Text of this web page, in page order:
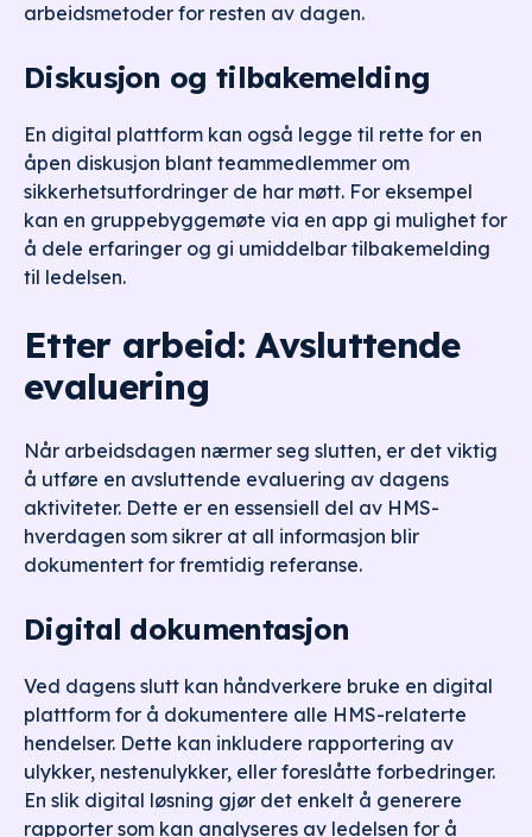
arbeidsmetoder for resten av dagen.
Diskusjon og tilbakemelding
En digital plattform kan også legge til rette for en
åpen diskusjon blant teammedlemmer om
sikkerhetsutfordringer de har møtt. For eksempel
kan en gruppebyggemøte via en app gi mulighet for
å dele erfaringer og gi umiddelbar tilbakemelding
til ledelsen.
Etter arbeid: Avsluttende
evaluering
Når arbeidsdagen nærmer seg slutten, er det viktig
å utføre en avsluttende evaluering av dagens
aktiviteter. Dette er en essensiell del av HMS-
hverdagen som sikrer at all informasjon blir
dokumentert for fremtidig referanse.
Digital dokumentasjon
Ved dagens slutt kan håndverkere bruke en digital
plattform for å dokumentere alle HMS-relaterte
hendelser. Dette kan inkludere rapportering av
ulykker, nestenulykker, eller foreslåtte forbedringer.
En slik digital løsning gjør det enkelt å generere
rapporter som kan analyseres av ledelsen for å